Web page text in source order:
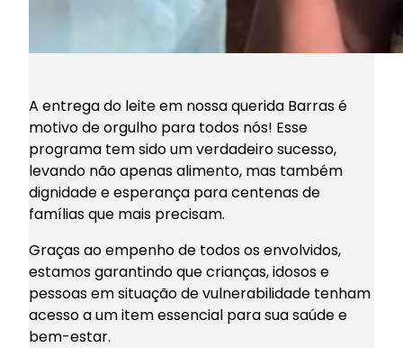
A entrega do leite em nossa querida Barras é
motivo de orgulho para todos nós! Esse
programa tem sido um verdadeiro sucesso,
levando não apenas alimento, mas também
dignidade e esperança para centenas de
famílias que mais precisam.
Graças ao empenho de todos os envolvidos,
estamos garantindo que crianças, idosos e
pessoas em situação de vulnerabilidade tenham
acesso a um item essencial para sua saúde e
bem-estar.